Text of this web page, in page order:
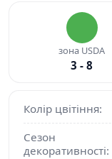
зона USDA
3 - 8
Колір цвітіння:
Сезон
декоративності: